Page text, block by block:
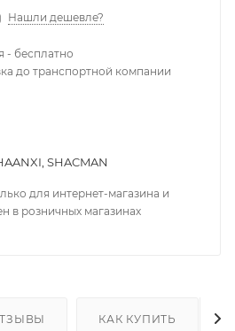
Нашли дешевле?
- бесплатно
до транспортной компании
SHACMAN
для интернет-магазина и
в розничных магазинах
КАК КУПИТЬ